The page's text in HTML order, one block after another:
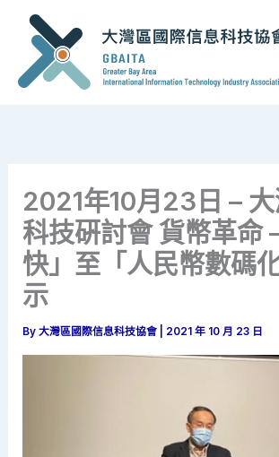
content
2021年10月23日 –
科技硏討會 貨幣革命
快」至「人民幣數碼
示
By大灣區國際信息科技協會 2021 年 10 月 23 日